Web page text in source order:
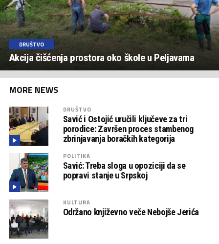
DRUŠTVO
Akcija čišćenja prostora oko škole u Peljavama
MORE NEWS
DRUŠTVO
Savić i Ostojić uručili ključeve za tri
porodice: Završen proces stambenog
zbrinjavanja boračkih kategorija
POLITIKA
Savić: Treba sloga u opoziciji da se
popravi stanje u Srpskoj
KULTURA
Održano književno veče Nebojše Jerića